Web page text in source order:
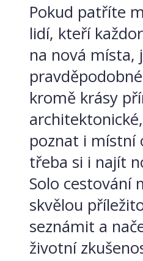
Pokud patříte
lidí, kteří
na nová místa,
kromě krásy
poznat i místní
třeba si i najít
Solo cestování
skvělou
seznámit a
životní